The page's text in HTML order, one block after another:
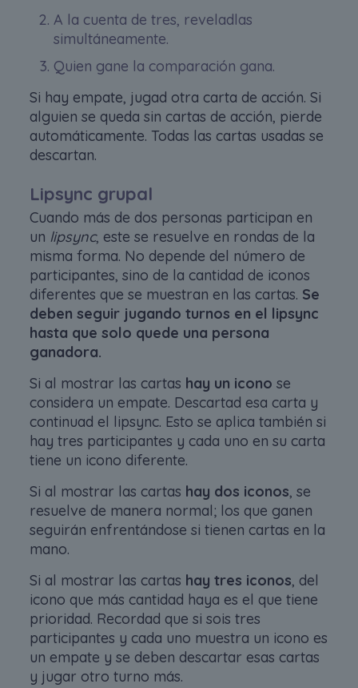
A la cuenta de tres, reveladlas
simultáneamente.
Quien gane la comparación gana.
Si hay empate, jugad otra carta de acción. Si
alguien se queda sin cartas de acción, pierde
automáticamente. Todas las cartas usadas se
descartan.
Lipsync grupal
Cuando más de dos personas participan en
un lipsync, este se resuelve en rondas de la
misma forma. No depende del número de
participantes, sino de la cantidad de iconos
diferentes que se muestran en las cartas. Se
deben seguir jugando turnos en el lipsync
hasta que solo quede una persona
ganadora.
Si al mostrar las cartas hay un icono se
considera un empate. Descartad esa carta y
continuad el lipsync. Esto se aplica también si
hay tres participantes y cada uno en su carta
tiene un icono diferente.
Si al mostrar las cartas hay dos iconos, se
resuelve de manera normal; los que ganen
seguirán enfrentándose si tienen cartas en la
mano.
Si al mostrar las cartas hay tres iconos, del
icono que más cantidad haya es el que tiene
prioridad. Recordad que si sois tres
participantes y cada uno muestra un icono es
un empate y se deben descartar esas cartas
y jugar otro turno más.